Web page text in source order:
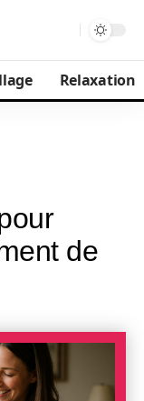
Relaxation
de